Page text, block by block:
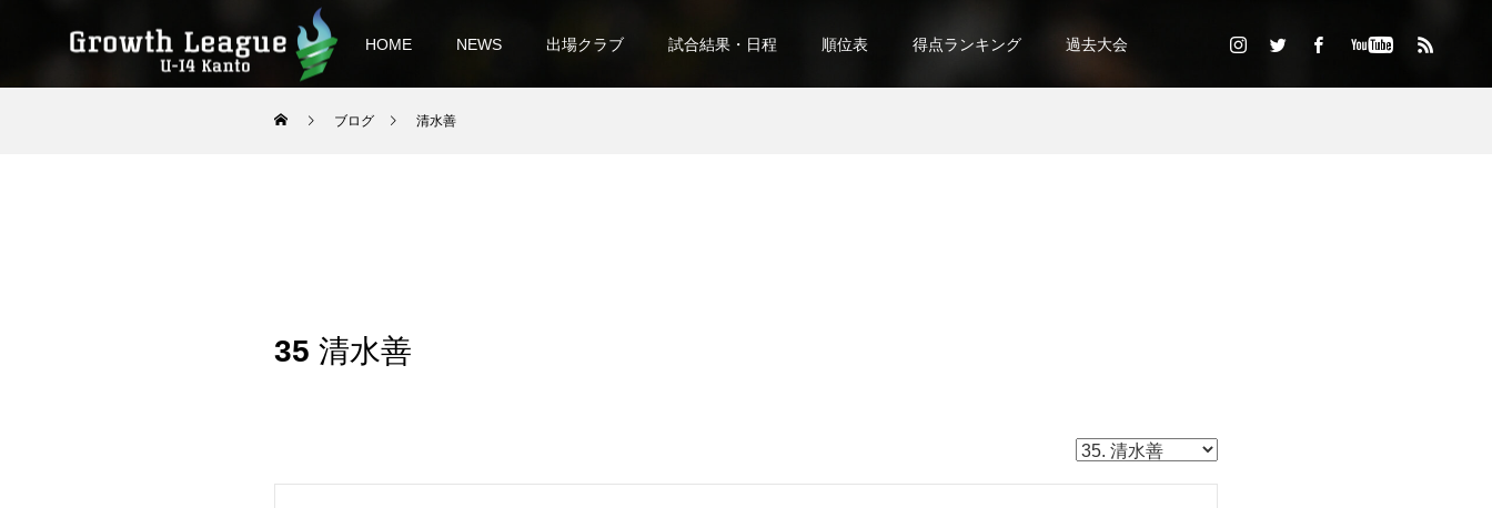
HOME NEWS 出場クラブ 試合結果・日程 順位表 得点ランキング 過去大会
ブログ 清水善
35 清水善